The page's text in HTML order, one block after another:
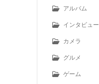
アルバム
インタビュー
カメラ
グルメ
ゲーム